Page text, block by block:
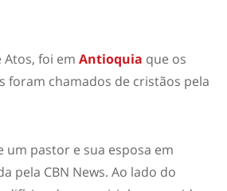
Atos, foi em Antioquia que os
foram chamados de cristãos pela
um pastor e sua esposa em
pela CBN News. Ao lado do